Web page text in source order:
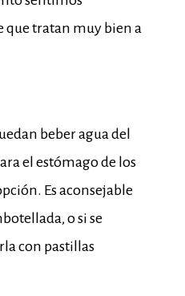
que tratan muy bien a
beber agua del
el estómago de los
Es aconsejable
o si se
con pastillas